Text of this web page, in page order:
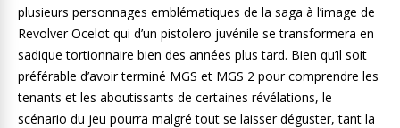
plusieurs personnages emblématiques de la saga à l’image de
Revolver Ocelot qui d’un pistolero juvénile se transformera en
sadique tortionnaire bien des années plus tard. Bien qu’il soit
préférable d’avoir terminé MGS et MGS 2 pour comprendre les
tenants et les aboutissants de certaines révélations, le
scénario du jeu pourra malgré tout se laisser déguster, tant la